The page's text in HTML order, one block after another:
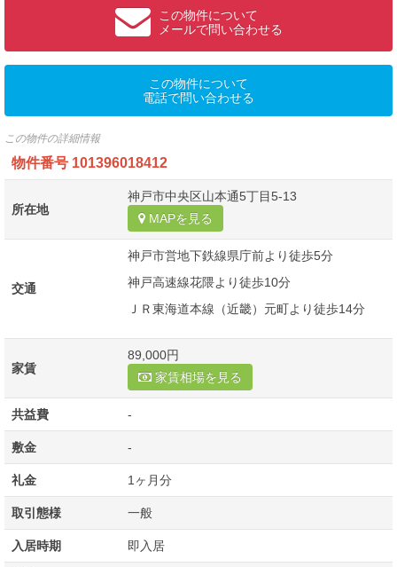
この物件について
メールで問い合わせる
この物件について
電話で問い合わせる
この物件の詳細情報
物件番号 101396018412
所在地
神戸市中央区山本通5丁目5-13
MAPを見る
交通
神戸市営地下鉄線県庁前より徒歩5分
神戸高速線花隈より徒歩10分
ＪＲ東海道本線（近畿）元町より徒歩14分
家賃
89,000円
家賃相場を見る
共益費 -
敷金 -
礼金 1ヶ月分
取引態様 一般
入居時期 即入居